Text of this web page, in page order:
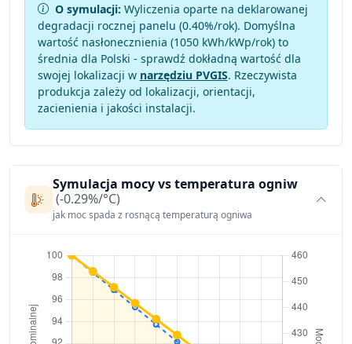
O symulacji: Wyliczenia oparte na deklarowanej
degradacji rocznej panelu (0.40%/rok). Domyślna
wartość nasłonecznienia (1050 kWh/kWp/rok) to
średnia dla Polski - sprawdź dokładną wartość dla
swojej lokalizacji w narzędziu PVGIS. Rzeczywista
produkcja zależy od lokalizacji, orientacji,
zacienienia i jakości instalacji.
Symulacja mocy vs temperatura ogniw
(-0.29%/°C)
jak moc spada z rosnącą temperaturą ogniwa